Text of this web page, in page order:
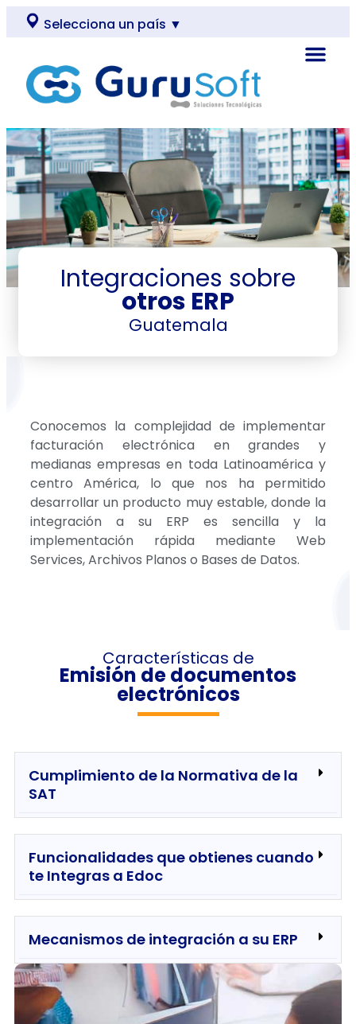
Selecciona un país ▼
Integraciones sobre
otros ERP
Guatemala
Conocemos la complejidad de implementar
facturación electrónica en grandes y
medianas empresas en toda Latinoamérica y
centro América, lo que nos ha permitido
desarrollar un producto muy estable, donde la
integración a su ERP es sencilla y la
implementación rápida mediante Web
Services, Archivos Planos o Bases de Datos.
Características de
Emisión de documentos
electrónicos
Cumplimiento de la Normativa de la
SAT
Funcionalidades que obtienes cuando
te Integras a Edoc
Mecanismos de integración a su ERP